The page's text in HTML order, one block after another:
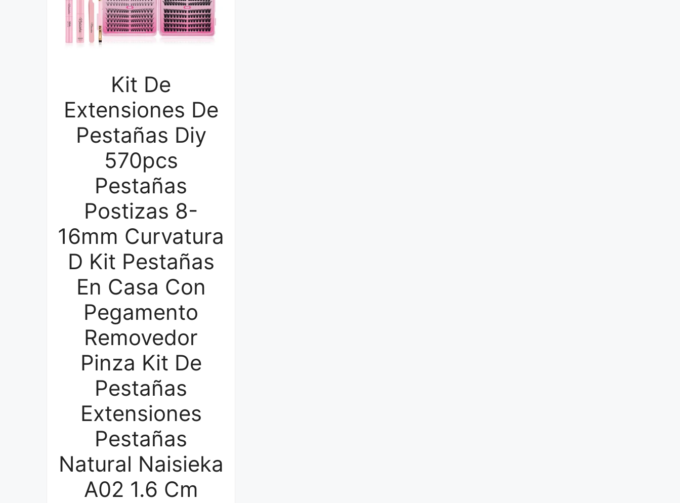
Kit De
Extensiones De
Pestañas Diy
570pcs
Pestañas
Postizas 8-
16mm Curvatura
D Kit Pestañas
En Casa Con
Pegamento
Removedor
Pinza Kit De
Pestañas
Extensiones
Pestañas
Natural Naisieka
A02 1.6 Cm